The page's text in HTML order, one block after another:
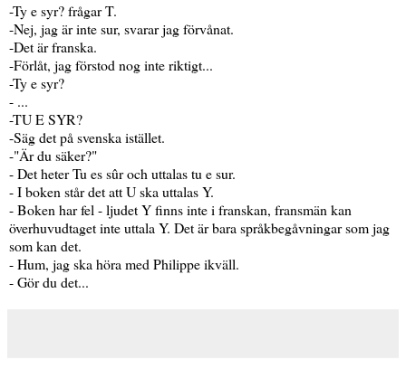
-Ty e syr? frågar T.
-Nej, jag är inte sur, svarar jag förvånat.
-Det är franska.
-Förlåt, jag förstod nog inte riktigt...
-Ty e syr?
- ...
-TU E SYR?
-Säg det på svenska istället.
-"Är du säker?"
- Det heter Tu es sûr och uttalas tu e sur.
- I boken står det att U ska uttalas Y.
- Boken har fel - ljudet Y finns inte i franskan, fransmän kan
överhuvudtaget inte uttala Y. Det är bara språkbegåvningar som jag
som kan det.
- Hum, jag ska höra med Philippe ikväll.
- Gör du det...